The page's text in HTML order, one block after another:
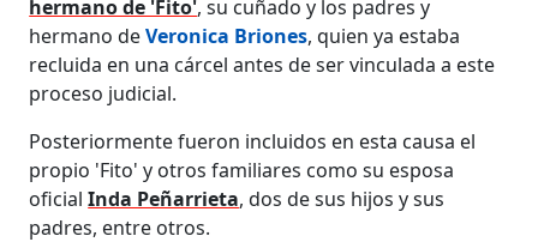
hermano de 'Fito', su cuñado y los padres y
hermano deVeronica Briones, quien ya estaba
recluida en una cárcel antes de ser vinculada a este
proceso judicial.
Posteriormente fueron incluidos en esta causa el
propio 'Fito' y otros familiares como su esposa
oficialInda Peñarrieta, dos de sus hijos y sus
padres, entre otros.